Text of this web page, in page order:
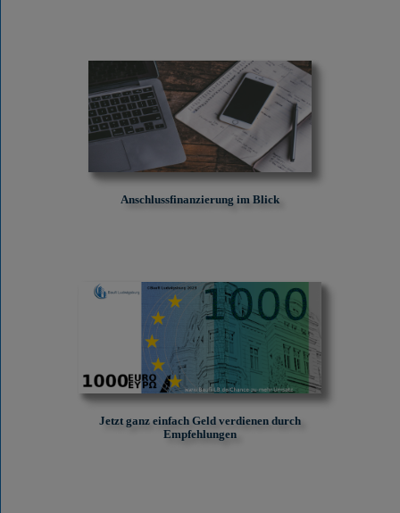
Anschlussfinanzierung im Blick
Jetzt ganz einfach Geld verdienen durch
Empfehlungen